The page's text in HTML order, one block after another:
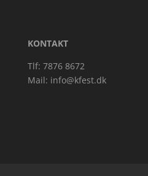
KONTAKT
Tlf: 7876 8672
Mail: info@kfest.dk